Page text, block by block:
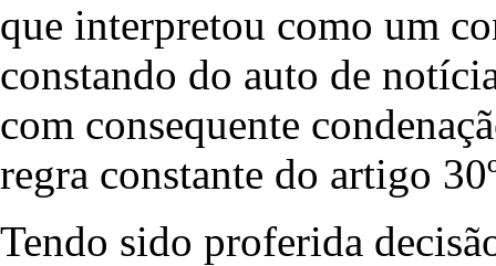
que interpretou como um
constando do auto de
com consequente
regra constante do artigo
Tendo sido proferida